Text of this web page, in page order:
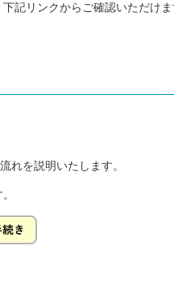
記リンクからご確認いただけま
れを説明いたします。